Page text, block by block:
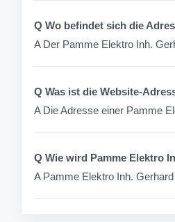
Q Wo befindet sich die
A Der Pamme Elektro Inh.
Q Was ist die Website-
A Die Adresse einer Pamme
Q Wie wird Pamme Elektro
A Pamme Elektro Inh.